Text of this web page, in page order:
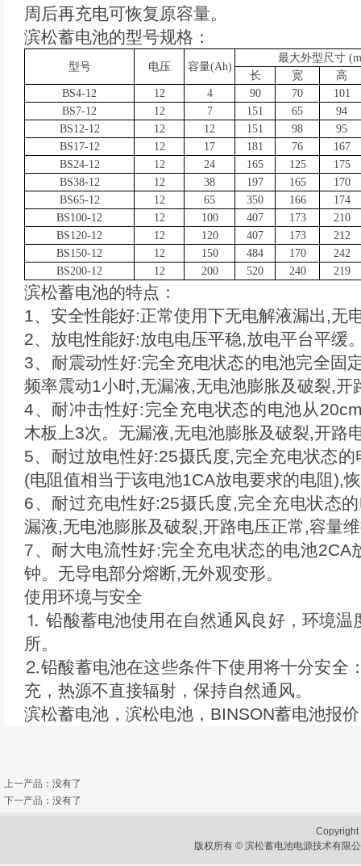
周后再充电可恢复原容量。
滨松蓄电池的型号规格：
型号 电压 容量(Ah)
最大外型尺寸
长
宽
高
BS4-12
12 4 90 70
101
BS7-12
12 7 151 65
94
BS12-12
12 12 151 98
95
BS17-12
12 17 181 76
167
BS24-12
12 24 165 125
175
BS38-12
12 38 197 165
170
BS65-12
12 65 350 166
174
BS100-12
12 100 407 173
210
BS120-12
12 120 407 173
212
BS150-12
12 150 484 170
242
BS200-12
12 200 520 240 219
滨松蓄电池的特点：
1、安全性能好:正常使用下无电解液漏出,无
2、放电性能好:放电电压平稳,放电平台平缓
3、耐震动性好:完全充电状态的电池完全固
频率震动1小时,无漏液,无电池膨胀及破裂,
4、耐冲击性好:完全充电状态的电池从
木板上3次。无漏液,无电池膨胀及破裂,开路
5、耐过放电性好:25摄氏度,完全充电状态
(电阻值相当于该电池1CA放电要求的电阻),
6、耐过充电性好:25摄氏度,完全充电状态
漏液,无电池膨胀及破裂,开路电压正常,容量
7、耐大电流性好:完全充电状态的电池2CA
钟。无导电部分熔断,无外观变形。
使用环境与安全
⒈ 铅酸蓄电池使用在自然通风良好，环境
所。
⒉铅酸蓄电池在这些条件下使用将十分安全
充，热源不直接辐射，保持自然通风。
滨松蓄电池 ， 滨松电池 ， BINSON蓄电池报价
上一产品 ：没有了
下一产品 ：没有了
版权所有 © 滨松蓄电池电源技术有限